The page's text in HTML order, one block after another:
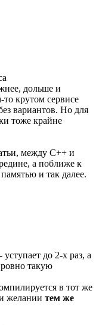
дольше и
крутом сервисе
вариантов. Но для
тоже крайне
между C++ и
а поближе к
и так далее.
до 2-х раз, а
ровно такую
в тот же
желании тем же